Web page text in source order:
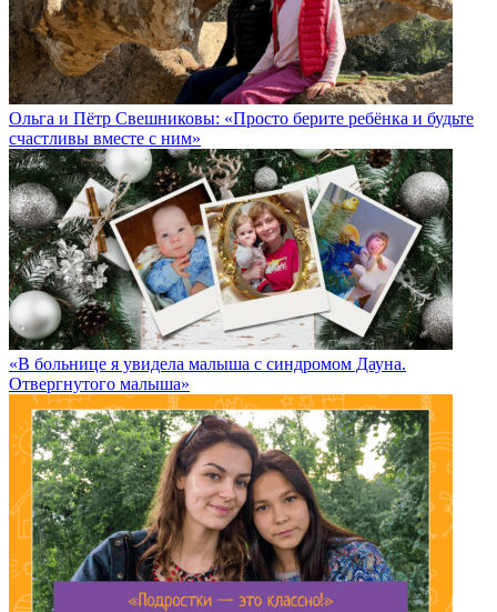
Ольга и Пётр Свешниковы: «Просто берите ребёнка и будьте
счастливы вместе с ним»
«В больнице я увидела малыша с синдромом Дауна.
Отвергнутого малыша»